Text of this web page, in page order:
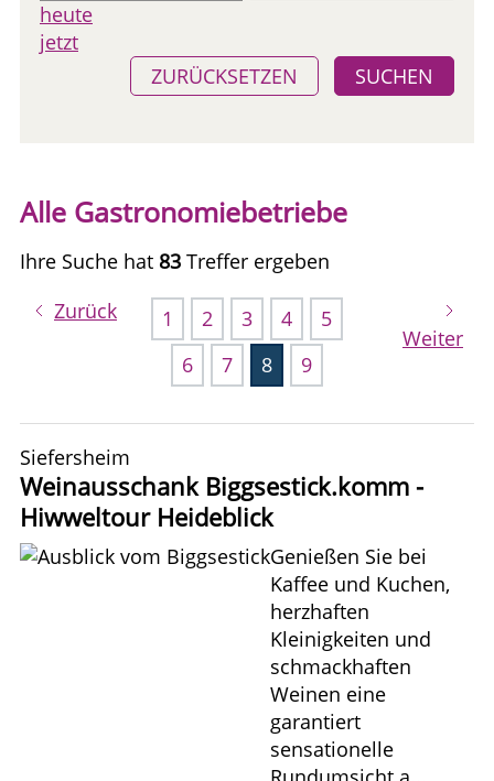
heute
jetzt
ZURÜCKSETZEN
SUCHEN
Alle Gastronomiebetriebe
Ihre Suche hat 83 Treffer ergeben
Zurück
Weiter
1 2 3 4
5
6
7 8 9
Siefersheim
Weinausschank Biggsestick.komm -
Hiwweltour Heideblick
Genießen Sie bei
Kaffee und Kuchen,
herzhaften
Kleinigkeiten und
schmackhaften
Weinen eine
garantiert
sensationelle